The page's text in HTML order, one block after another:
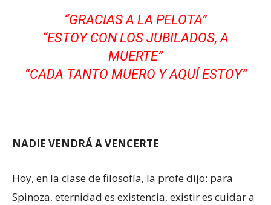
“GRACIAS A LA PELOTA”
“ESTOY CON LOS JUBILADOS, A
MUERTE”
“CADA TANTO MUERO Y AQUÍ ESTOY”
NADIE VENDRÁ A VENCERTE
Hoy, en la clase de filosofía, la profe dijo: para
Spinoza, eternidad es existencia, existir es cuidar a